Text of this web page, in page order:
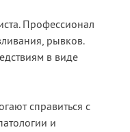
Профессионал
рывков.
в виде
справиться с
и